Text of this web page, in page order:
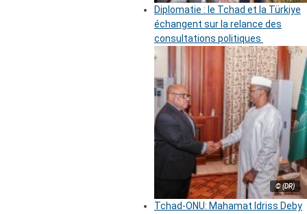
Diplomatie : le Tchad et la Türkiye
échangent sur la relance des
consultations politiques
© (DR)
Tchad-ONU: Mahamat Idriss Deby